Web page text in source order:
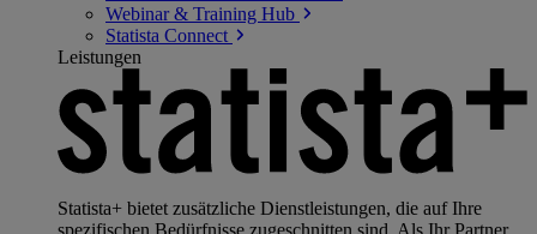
Webinar & Training Hub
Statista Connect
Leistungen
Statista+ bietet zusätzliche Dienstleistungen, die auf Ihre
spezifischen Bedürfnisse zugeschnitten sind. Als Ihr Partner